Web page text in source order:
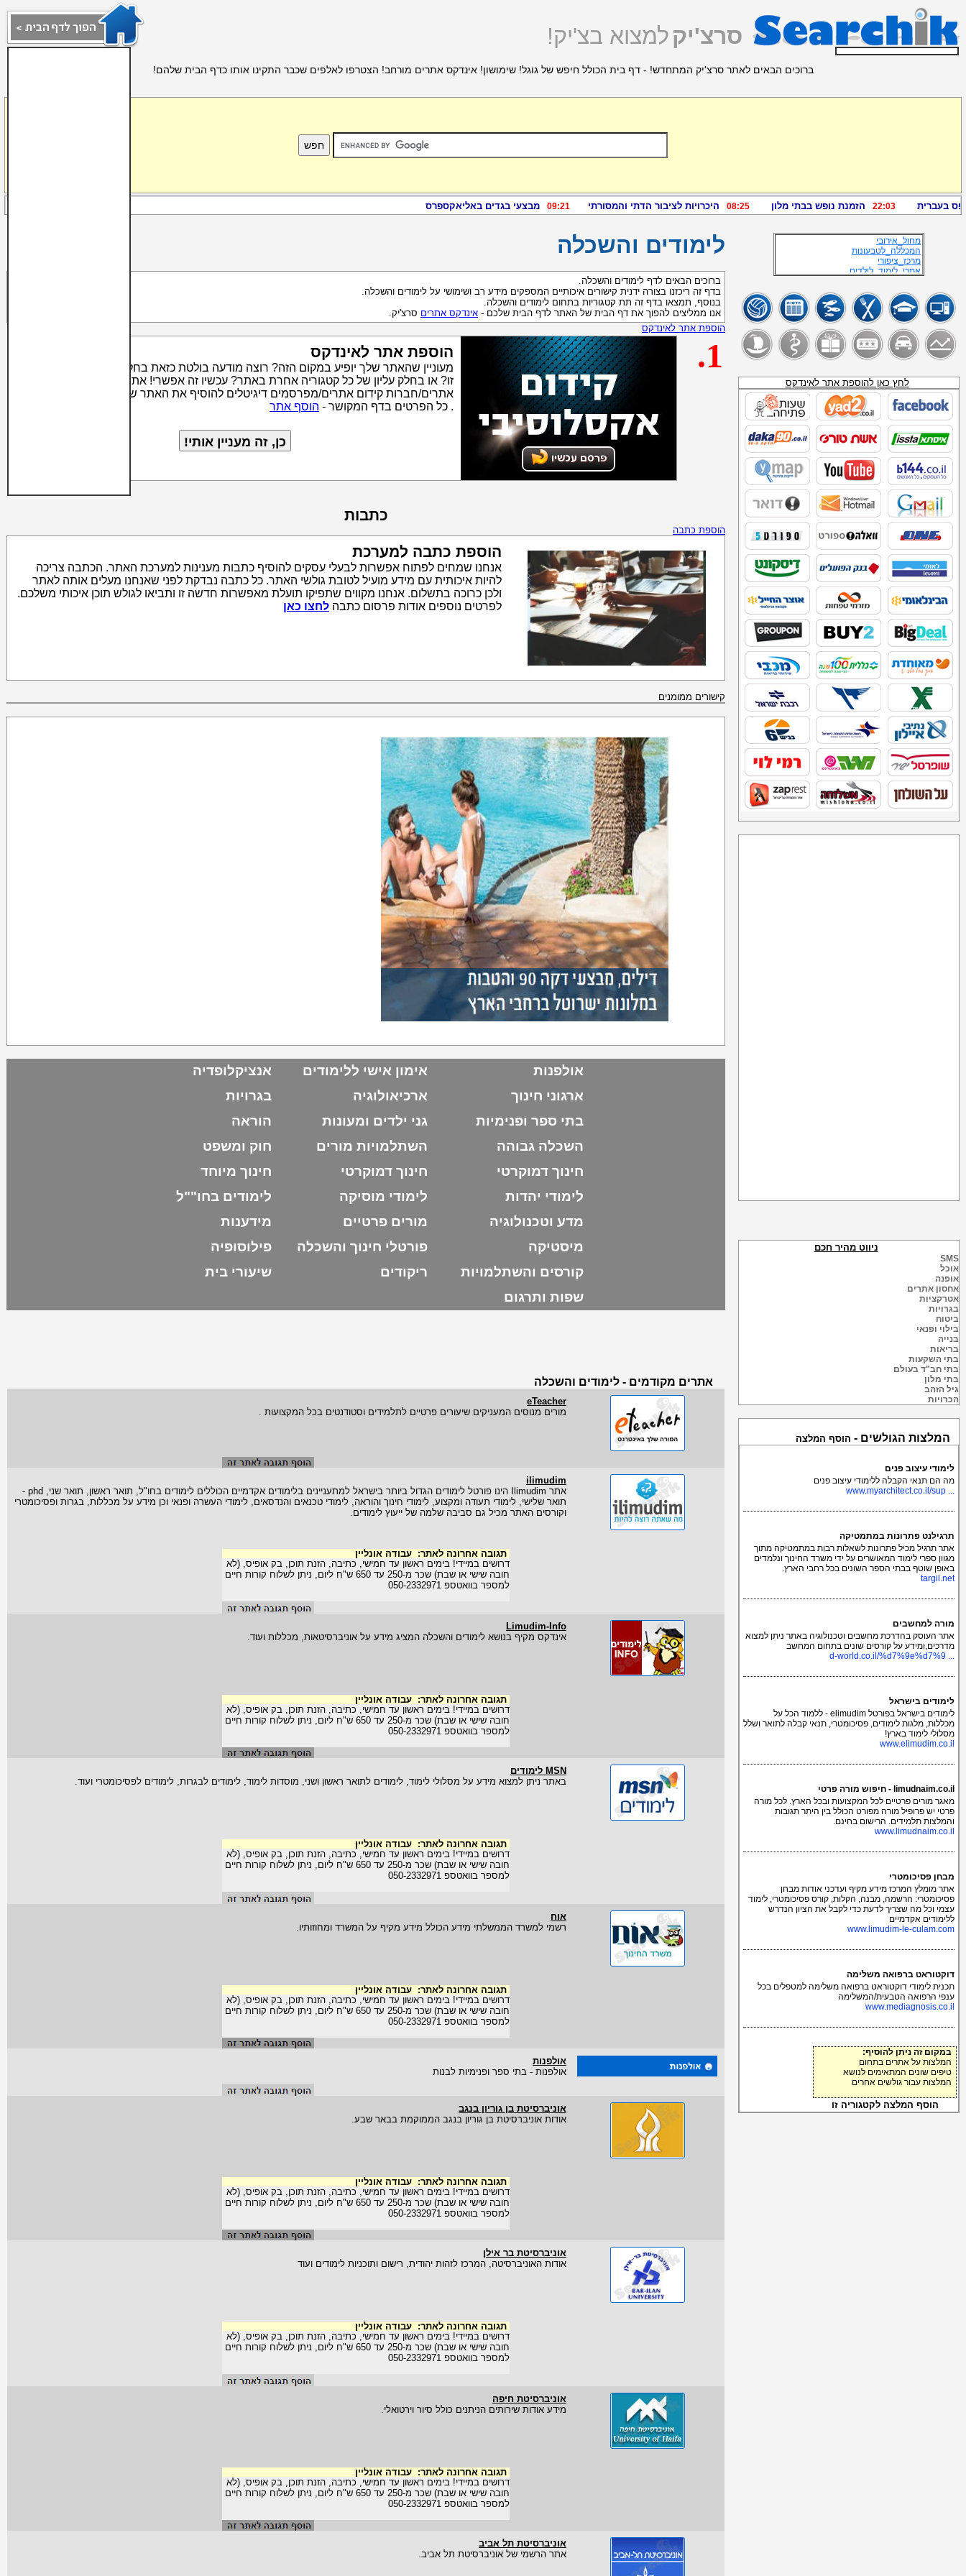
סרצ'יקלמצוא בצ'יק!
ברוכים הבאים לאתר סרצ'יק המתחדש! - דף בית הכולל חיפש של גוגל! שימושון! אינדקס אתרים מורחב! הצטרפו לאלפים שכבר התקינו אותו כדף הבית שלהם!
לימודים והשכלה
ברוכים הבאים לדף לימודים והשכלה.
בדף זה ריכזנו בצורה ידנית קישורים איכותיים המספקים מידע רב ושימושי על לימודים והשכלה.
בנוסף, תמצאו בדף זה תת קטגוריות בתחום לימודים והשכלה.
אנו ממליצים להפוך את דף הבית של האתר לדף הבית שלכם - אינדקס אתרים סרצ'יק.
הוספת אתר לאינדקס
הוספת אתר לאינדקס
מעוניין שהאתר שלך יופיע במקום הזה? רוצה מודעה בולטת כזאת בחלק העליון של קטגוריה
זו? או בחלק עליון של כל קטגוריה אחרת באתר? עכשיו זה אפשרי! אתר סרצ'יק מאפשר לבעלי
אתרים/חברות קידום אתרים/מפרסמים דיגיטלים להוסיף את האתר שלהם לאינדקס האתרים
. כל הפרטים בדף המקושר - הוסף אתר
.1
כתבות
הוספת כתבה
הוספת כתבה למערכת
אנחנו שמחים לפתוח אפשרות לבעלי עסקים להוסיף כתבות מענינות למערכת האתר. הכתבה צריכה
להיות איכותית עם מידע מועיל לטובת גולשי האתר. כל כתבה נבדקת לפני שאנחנו מעלים אותה לאתר
ולכן כרוכה בתשלום. אנחנו מקווים שתפיקו תועלת מאפשרות חדשה זו ותביאו לגולש תוכן איכותי משלכם.
לפרטים נוספים אודות פרסום כתבה לחצו כאן
קישורים ממומנים
אולפנות אימון אישי ללימודים
אנציקלופדיה
ארגוני חינוך
ארכיאולוגיה
בגרויות
בתי ספר ופנימיות
גני ילדים ומעונות
הוראה
השכלה גבוהה
השתלמויות מורים
חוק ומשפט
חינוך דמוקרטי
חינוך דמוקרטי
חינוך מיוחד
לימודי יהדות
לימודי מוסיקה
לימודים בחו""ל
מדע וטכנולוגיה
מורים פרטיים
מידענות
מיסטיקה
פורטלי חינוך והשכלה
פילוסופיה
קורסים והשתלמויות
ריקודים
שיעורי בית
שפות ותרגום
אתרים מקודמים - לימודים והשכלה
eTeacher
מורים מנוסים המעניקים שיעורים פרטיים לתלמידים וסטודנטים בכל המקצועות .
ilimudim
אתר Ilimudim הינו פורטל לימודים הגדול ביותר בישראל למתעניינים בלימודים אקדמיים הכוללים לימודים בחו"ל, תואר ראשון, תואר שני, phd -
תואר שלישי, לימודי תעודה ומקצוע, לימודי חינוך והוראה, לימודי טכנאים והנדסאים, לימודי העשרה ופנאי וכן מידע על מכללות, בגרות ופסיכומטרי
וקורסים האתר מכיל גם סביבה שלמה של ייעוץ לימודים.
עבודה אונליין תגובה אחרונה לאתר:
דרושים במיידי! בימים ראשון עד חמישי, כתיבה, הזנת תוכן, בק אופיס, (לא
חובה שישי או שבת) שכר מ-250 עד 650 ש"ח ליום, ניתן לשלוח קורות חיים
למספר בוואטספ 050-2332971
Limudim-Info
אינדקס מקיף בנושא לימודים והשכלה המציג מידע על אוניברסיטאות, מכללות ועוד.
עבודה אונליין תגובה אחרונה לאתר:
דרושים במיידי! בימים ראשון עד חמישי, כתיבה, הזנת תוכן, בק אופיס, (לא
חובה שישי או שבת) שכר מ-250 עד 650 ש"ח ליום, ניתן לשלוח קורות חיים
למספר בוואטספ 050-2332971
MSN לימודים
באתר ניתן למצוא מידע על מסלולי לימוד, לימודים לתואר ראשון ושני, מוסדות לימוד, לימודים לבגרות, לימודים לפסיכומטרי ועוד.
עבודה אונליין תגובה אחרונה לאתר:
דרושים במיידי! בימים ראשון עד חמישי, כתיבה, הזנת תוכן, בק אופיס, (לא
חובה שישי או שבת) שכר מ-250 עד 650 ש"ח ליום, ניתן לשלוח קורות חיים
למספר בוואטספ 050-2332971
אוח
רשמי למשרד הממשלתי מידע הכולל מידע מקיף על המשרד ומחוזותיו.
עבודה אונליין תגובה אחרונה לאתר:
דרושים במיידי! בימים ראשון עד חמישי, כתיבה, הזנת תוכן, בק אופיס, (לא
חובה שישי או שבת) שכר מ-250 עד 650 ש"ח ליום, ניתן לשלוח קורות חיים
למספר בוואטספ 050-2332971
אולפנות
אולפנות - בתי ספר ופנימיות לבנות
אוניברסיטת בן גוריון בנגב
אודות אוניברסיטת בן גוריון בנגב הממוקמת בבאר שבע.
עבודה אונליין תגובה אחרונה לאתר:
דרושים במיידי! בימים ראשון עד חמישי, כתיבה, הזנת תוכן, בק אופיס, (לא
חובה שישי או שבת) שכר מ-250 עד 650 ש"ח ליום, ניתן לשלוח קורות חיים
למספר בוואטספ 050-2332971
אוניברסיטת בר אילן
אודות האוניברסיטה, המרכז לזהות יהודית, רישום ותוכניות לימודים ועוד
עבודה אונליין תגובה אחרונה לאתר:
דרושים במיידי! בימים ראשון עד חמישי, כתיבה, הזנת תוכן, בק אופיס, (לא
חובה שישי או שבת) שכר מ-250 עד 650 ש"ח ליום, ניתן לשלוח קורות חיים
למספר בוואטספ 050-2332971
אוניברסיטת חיפה
מידע אודות שירותים הניתנים כולל סיור וירטואלי.
עבודה אונליין תגובה אחרונה לאתר:
דרושים במיידי! בימים ראשון עד חמישי, כתיבה, הזנת תוכן, בק אופיס, (לא
חובה שישי או שבת) שכר מ-250 עד 650 ש"ח ליום, ניתן לשלוח קורות חיים
למספר בוואטספ 050-2332971
אוניברסיטת תל אביב
אתר הרשמי של אוניברסיטת תל אביב.
אתרי לימוד לילדים
מתונים_ויקפדיה
אתר לימודים לילדים
מחול_אירובי
המכללה_לטבעונות
מרכז_ציפורי
אתרי_לימוד_לילדים
תיכונים פרטיים
השכלה_באוקראינה
השוואות_מחירים
אתר לימוד לילדים
פיתוח_ירושלים
לימודים_באנגליה
אספני_מטבעות
VURTV
חיפוש_מכרים
חוגי_העשרה_פעוטות
מתנה לימודים
אתר לימודי לידים
צימר_קיבוץ_שפיים
טלמניע
פז_נפט_להסקה
נע נע
_SITE:WWW.SEARCHIK.CO.IL_נפט__להסקה
מכשיר תידלוק
דור אנרגיה נפט לחימום ביתי
סדש_דלק_להסקה
תחנות דלק של חברת "דלק"
לחץ כאן להוספת אתר לאינדקס
ניווט מהיר חכם
SMS
אוכל
אופנה
אחסון אתרים
אטרקציות
בגרויות
ביטוח
בילוי ופנאי
בנייה
בריאות
בתי השקעות
בתי חב"ד בעולם
בתי מלון
גיל הזהב
הכרויות
המלצות הגולשים - הוסף המלצה
לימודי עיצוב פנים
מה הם תנאי הקבלה ללימודי עיצוב פנים
... www.myarchitect.co.il/sup
תרגילנט פתרונות במתמטיקה
אתר תרגיל מכיל פתרונות לשאלות רבות במתמטיקה מתוך
מגוון ספרי לימוד המאושרים על ידי משרד החינוך ונלמדים
באופן שוטף בבתי הספר השונים בכל רחבי הארץ.
targil.net
מורה למחשבים
אתר העוסק בהדרכת מחשבים וטכנולוגיה באתר ניתן למצוא
מדרכים,ומידע על קורסים שונים בתחום המחשב
... d-world.co.il/%d7%9e%d7%9
לימודים בישראל
לימודים בישראל בפורטל elimudim - ללמוד הכל על
מכללות, מלגות לימודים, פסיכומטרי, תנאי קבלה לתואר ושלל
מסלולי לימוד בארץ!
www.elimudim.co.il
limudnaim.co.il - חיפוש מורה פרטי
מאגר מורים פרטיים לכל המקצועות ובכל הארץ. לכל מורה
פרטי יש פרופיל מורה מפורט הכולל בין היתר תגובות
והמלצות תלמידים. הרישום בחינם.
www.limudnaim.co.il
מבחן פסיכומטרי
אתר מומלץ המרכז מידע מקיף ועדכני אודות מבחן
פסיכומטרי: הרשמה, מבנה, הקלות, קורס פסיכומטרי, לימוד
עצמי וכל מה שצריך לדעת כדי לקבל את הציון הנדרש
ללימודים אקדמיים
www.limudim-le-culam.com
דוקטוראט ברפואה משלימה
תכנית לימודי דוקטוראט ברפואה משלימה למטפלים בכל
ענפי הרפואה הטבעית/המשלימה
www.mediagnosis.co.il
במקום זה ניתן להוסיף:
המלצות על אתרים בתחום
טיפים שונים המתאימים לנושא
המלצות עבור גולשים אחרים
הוסף המלצה לקטגוריה זו